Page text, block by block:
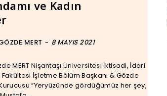
ve Kadın
MERT - 8 MAYIS 2021
MERT Nişantaşı Üniversitesi İktisadi, İdari
İşletme Bölüm Başkanı & Gözde
her şey,